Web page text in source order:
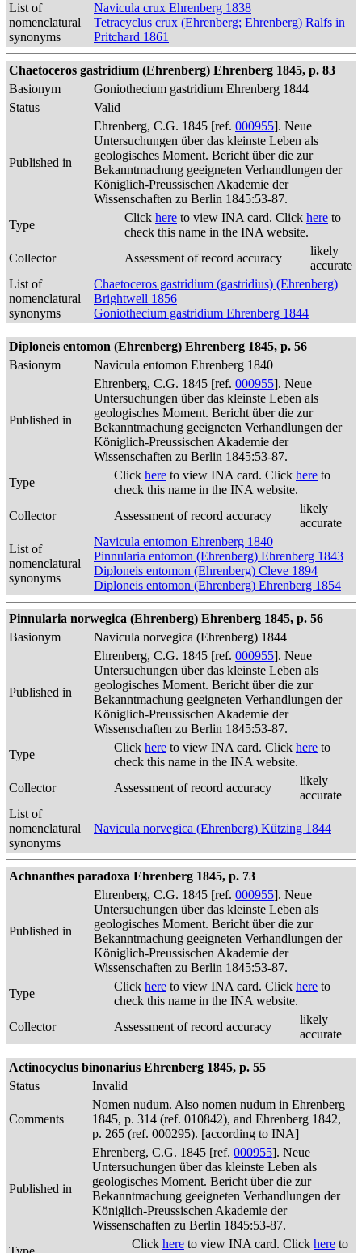
List of
nomenclatural
synonyms
Navicula crux Ehrenberg 1838
Tetracyclus crux (Ehrenberg; Ehrenberg) Ralfs in
Pritchard 1861
Chaetoceros gastridium (Ehrenberg) Ehrenberg 1845, p. 83
Basionym
Goniothecium gastridium Ehrenberg 1844
Status
Valid
Published in
Ehrenberg, C.G. 1845 [ref. 000955]. Neue
Untersuchungen über das kleinste Leben als
geologisches Moment. Bericht über die zur
Bekanntmachung geeigneten Verhandlungen der
Königlich-Preussischen Akademie der
Wissenschaften zu Berlin 1845:53-87.
Type
Click here to view INA card. Click here to
check this name in the INA website.
Collector
Assessment of record accuracy
likely
accurate
List of
nomenclatural
synonyms
Chaetoceros gastridium (gastridius) (Ehrenberg)
Brightwell 1856
Goniothecium gastridium Ehrenberg 1844
Diploneis entomon (Ehrenberg) Ehrenberg 1845, p. 56
Basionym
Navicula entomon Ehrenberg 1840
Published in
Ehrenberg, C.G. 1845 [ref. 000955]. Neue
Untersuchungen über das kleinste Leben als
geologisches Moment. Bericht über die zur
Bekanntmachung geeigneten Verhandlungen der
Königlich-Preussischen Akademie der
Wissenschaften zu Berlin 1845:53-87.
Type
Click here to view INA card. Click here to
check this name in the INA website.
Collector
Assessment of record accuracy
likely
accurate
List of
nomenclatural
synonyms
Navicula entomon Ehrenberg 1840
Pinnularia entomon (Ehrenberg) Ehrenberg 1843
Diploneis entomon (Ehrenberg) Cleve 1894
Diploneis entomon (Ehrenberg) Ehrenberg 1854
Pinnularia norwegica (Ehrenberg) Ehrenberg 1845, p. 56
Basionym
Navicula norvegica (Ehrenberg) 1844
Published in
Ehrenberg, C.G. 1845 [ref. 000955]. Neue
Untersuchungen über das kleinste Leben als
geologisches Moment. Bericht über die zur
Bekanntmachung geeigneten Verhandlungen der
Königlich-Preussischen Akademie der
Wissenschaften zu Berlin 1845:53-87.
Type
Click here to view INA card. Click here to
check this name in the INA website.
Collector
Assessment of record accuracy
likely
accurate
List of
nomenclatural
synonyms
Navicula norvegica (Ehrenberg) Kützing 1844
Achnanthes paradoxa Ehrenberg 1845, p. 73
Published in
Ehrenberg, C.G. 1845 [ref. 000955]. Neue
Untersuchungen über das kleinste Leben als
geologisches Moment. Bericht über die zur
Bekanntmachung geeigneten Verhandlungen der
Königlich-Preussischen Akademie der
Wissenschaften zu Berlin 1845:53-87.
Type
Click here to view INA card. Click here to
check this name in the INA website.
Collector
Assessment of record accuracy
likely
accurate
Actinocyclus binonarius Ehrenberg 1845, p. 55
Status
Invalid
Comments
Nomen nudum. Also nomen nudum in Ehrenberg
1845, p. 314 (ref. 010842), and Ehrenberg 1842,
p. 265 (ref. 000295). [according to INA]
Published in
Ehrenberg, C.G. 1845 [ref. 000955]. Neue
Untersuchungen über das kleinste Leben als
geologisches Moment. Bericht über die zur
Bekanntmachung geeigneten Verhandlungen der
Königlich-Preussischen Akademie der
Wissenschaften zu Berlin 1845:53-87.
Click here to view INA card. Click here to